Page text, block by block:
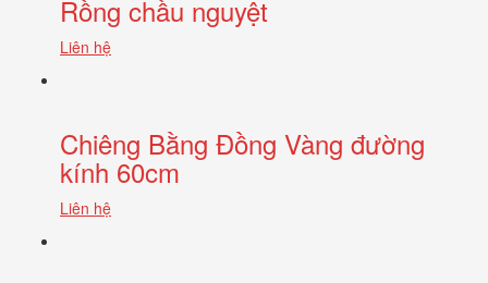
Rồng chầu nguyệt
Liên hệ
Chiêng Bằng Đồng Vàng đường
kính 60cm
Liên hệ